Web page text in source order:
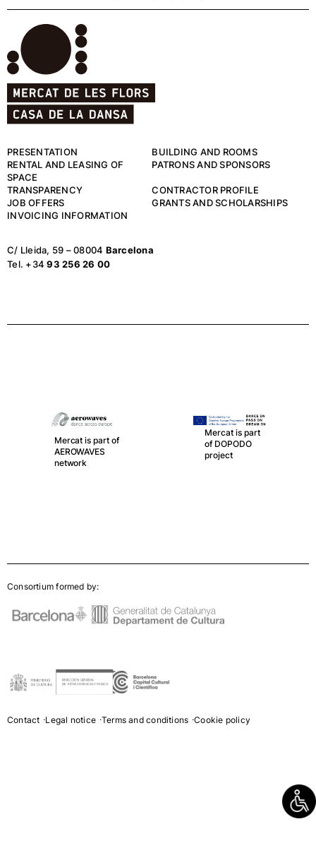
PRESENTATION
BUILDING AND ROOMS
RENTAL AND LEASING OF
SPACE
PATRONS AND SPONSORS
TRANSPARENCY
CONTRACTOR PROFILE
JOB OFFERS
GRANTS AND SCHOLARSHIPS
INVOICING INFORMATION
C/ Lleida, 59 – 08004 Barcelona
Tel. +3493 256 26 00
Mercat is part of
AEROWAVES
network
Mercat is part
of DOPODO
project
Consortium formed by:
Contact Legal notice Terms and conditions Cookie policy